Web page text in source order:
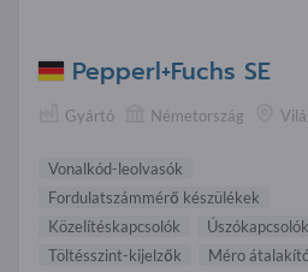
Pepperl+Fuchs SE
Gyártó Németország
Vonalkód-leolvasók
Fordulatszámmérő készülékek
Közelítéskapcsolók
Úszókapcsolók
Töltésszint-kijelzők
Méro